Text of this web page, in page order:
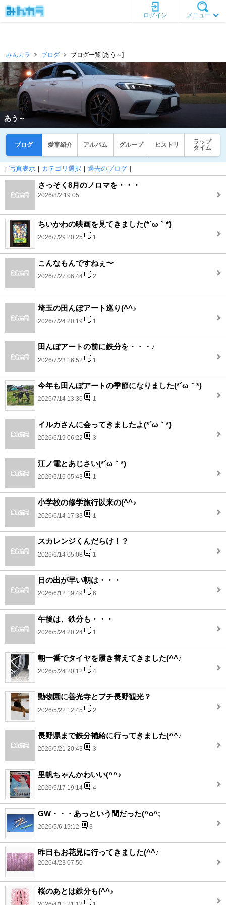
メニュー
ログイン
みんカラ ブログ ブログ一覧 [あう～]
あう～
ブログ 愛車紹介 アルバム グループ ヒストリ
ラップ
タイム
[ 写真表示 ｜ カテゴリ選択 ｜ 過去のブログ ]
さっそく8月のノロマを・・・
2026/8/2 19:05
ちいかわの映画を見てきました(*´ω｀*)
2026/7/29 20:25 1
こんなもんですねぇ〜
2026/7/27 06:44 2
埼玉の田んぼアート巡り(^^♪
2026/7/24 20:19 1
田んぼアートの前に鉄分を・・・♪
2026/7/23 16:52 1
今年も田んぼアートの季節になりました(*´ω｀*)
2026/7/14 13:36 1
イルカさんに会ってきましたよ(*´ω｀*)
2026/6/19 06:22 3
江ノ電とあじさい(*´ω｀*)
2026/6/16 05:43 1
小学校の修学旅行以来の(^^♪
2026/6/14 17:33 1
スカレンジくんだらけ！？
2026/6/14 05:08 1
日の出が早い朝は・・・
2026/6/12 19:49 6
午後は、鉄分も・・・
2026/5/24 20:24 1
朝一番でタイヤを履き替えてきました(^^♪
2026/5/24 20:12 4
動物園に善光寺とプチ長野観光？
2026/5/22 12:45 2
長野県まで鉄分補給に行ってきました(^^♪
2026/5/21 20:43 3
里帆ちゃんかわいい(^^♪
2026/5/17 19:14 4
GW・・・あっという間だった(^o^;
2026/5/6 19:12 3
昨日もお花見に行ってきました(^^♪
2026/4/23 07:50
桜のあとは鉄分も(^^♪